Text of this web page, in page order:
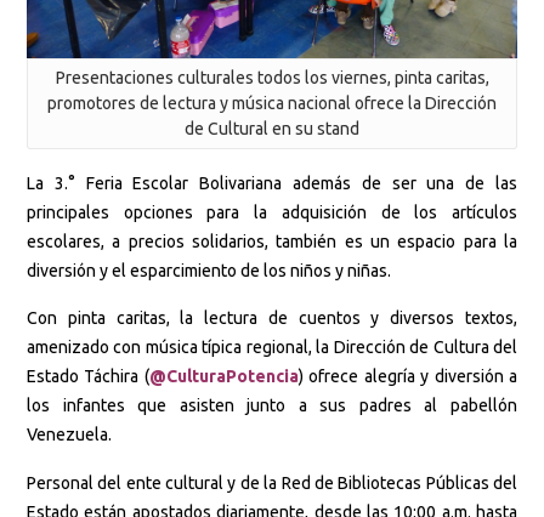
Presentaciones culturales todos los viernes, pinta caritas,
promotores de lectura y música nacional ofrece la Dirección
de Cultural en su stand
La 3.° Feria Escolar Bolivariana además de ser una de las
principales opciones para la adquisición de los artículos
escolares, a precios solidarios, también es un espacio para la
diversión y el esparcimiento de los niños y niñas.
Con pinta caritas, la lectura de cuentos y diversos textos,
amenizado con música típica regional, la Dirección de Cultura del
Estado Táchira (@CulturaPotencia) ofrece alegría y diversión a
los infantes que asisten junto a sus padres al pabellón
Venezuela.
Personal del ente cultural y de la Red de Bibliotecas Públicas del
Estado están apostados diariamente, desde las 10:00 a.m. hasta